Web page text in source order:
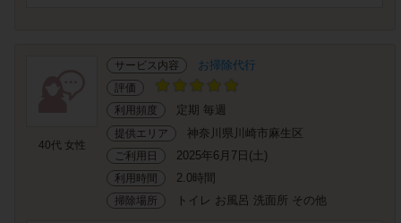
40代 女性
サービス内容 お掃除代行
評価
利用頻度
定期 毎週
提供エリア 神奈川県川崎市麻生区
ご利用日 2025年6月7日(土)
利用時間 2.0時間
掃除場所 トイレ お風呂 洗面所 その他